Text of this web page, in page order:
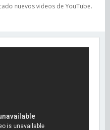
nuevos videos de YouTube.